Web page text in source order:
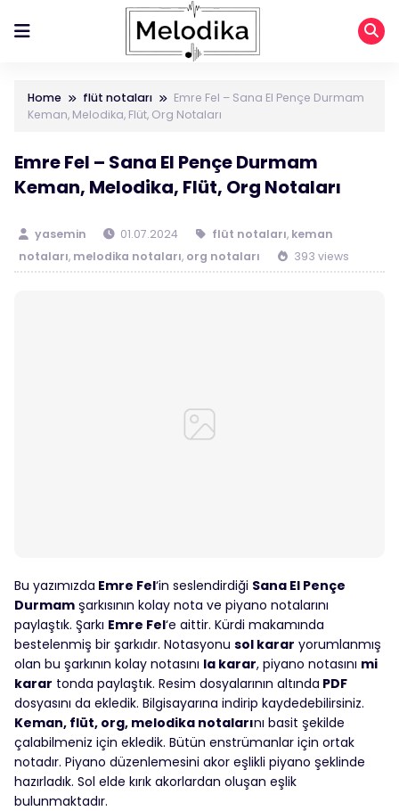
Home flüt notaları
Emre Fel – Sana El Pençe Durmam
Keman, Melodika, Flüt, Org Notaları
Emre Fel – Sana El Pençe Durmam
Keman, Melodika, Flüt, Org Notaları
yasemin 01.07.2024 flüt notaları, keman
notaları, melodika notaları, org notaları 393 views
Bu yazımızda Emre Fel‘in seslendirdiği Sana El Pençe
Durmam şarkısının kolay nota ve piyano notalarını
paylaştık. Şarkı Emre Fel‘e aittir. Kürdi makamında
bestelenmiş bir şarkıdır. Notasyonu sol karar yorumlanmış
olan bu şarkının kolay notasını la karar, piyano notasını mi
karar tonda paylaştık. Resim dosyalarının altında PDF
dosyasını da ekledik. Bilgisayarına indirip kaydedebilirsiniz.
Keman, flüt, org, melodika notalarını basit şekilde
çalabilmeniz için ekledik. Bütün enstrümanlar için ortak
notadır. Piyano düzenlemesini akor eşlikli piyano şeklinde
hazırladık. Sol elde kırık akorlardan oluşan eşlik
bulunmaktadır.